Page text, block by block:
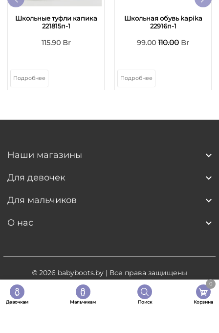
Девочкам Мальчикам Поиск Корзина
0
Школьные туфли капика
221815п-1
115.90 Br
Подробнее
Школьная обувь kapika
22916п-1
99.00 110.00 Br
Подробнее
Наши магазины
Для девочек
Для мальчиков
О нас
© 2026 babyboots.by| Все права защищены
Разработка сайта - 5digital.by